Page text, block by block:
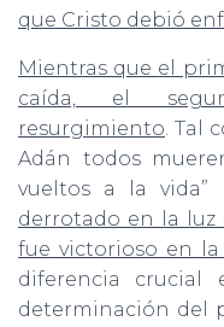
que Cristo debió
Mientras que el
caída, el
resurgimiento. Tal
Adán todos
vueltos a la vida”
derrotado en la luz
fue victorioso en
diferencia
determinación del